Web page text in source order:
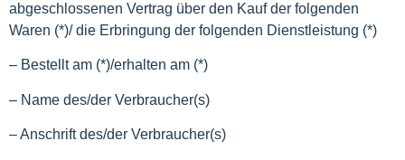
abgeschlossenen Vertrag über den Kauf der folgenden
Waren (*)/ die Erbringung der folgenden Dienstleistung (*)
– Bestellt am (*)/erhalten am (*)
– Name des/der Verbraucher(s)
– Anschrift des/der Verbraucher(s)